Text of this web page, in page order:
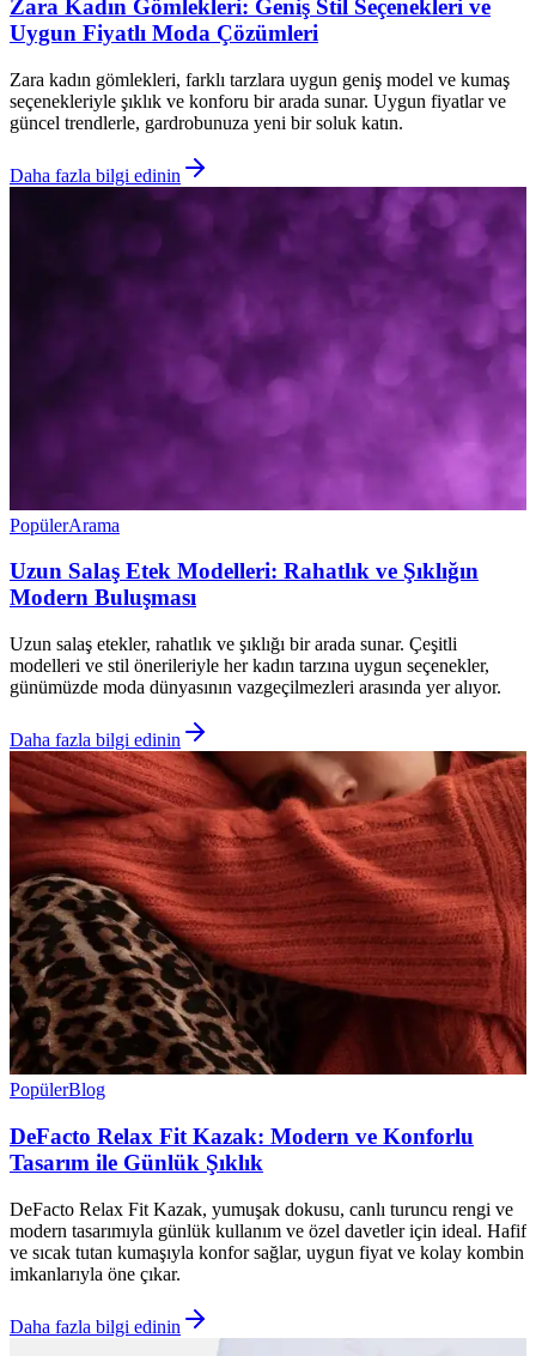
Zara Kadın Gömlekleri: Geniş Stil Seçenekleri ve
Uygun Fiyatlı Moda Çözümleri
Zara kadın gömlekleri, farklı tarzlara uygun geniş model ve kumaş
seçenekleriyle şıklık ve konforu bir arada sunar. Uygun fiyatlar ve
güncel trendlerle, gardrobunuza yeni bir soluk katın.
Daha fazla bilgi edinin
PopülerArama
Uzun Salaş Etek Modelleri: Rahatlık ve Şıklığın
Modern Buluşması
Uzun salaş etekler, rahatlık ve şıklığı bir arada sunar. Çeşitli
modelleri ve stil önerileriyle her kadın tarzına uygun seçenekler,
günümüzde moda dünyasının vazgeçilmezleri arasında yer alıyor.
Daha fazla bilgi edinin
PopülerBlog
DeFacto Relax Fit Kazak: Modern ve Konforlu
Tasarım ile Günlük Şıklık
DeFacto Relax Fit Kazak, yumuşak dokusu, canlı turuncu rengi ve
modern tasarımıyla günlük kullanım ve özel davetler için ideal. Hafif
ve sıcak tutan kumaşıyla konfor sağlar, uygun fiyat ve kolay kombin
imkanlarıyla öne çıkar.
Daha fazla bilgi edinin